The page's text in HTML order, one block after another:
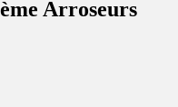
Arroseurs